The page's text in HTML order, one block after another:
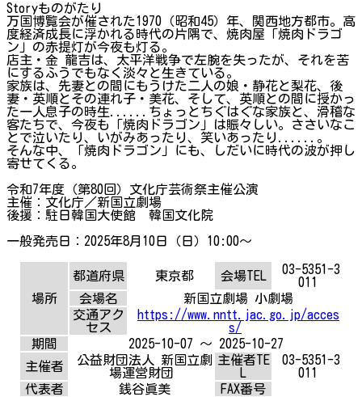
Storyものがたり
万国博覧会が催された1970（昭和45）年、関西地方都市。高
度経済成長に浮かれる時代の片隅で、焼肉屋「焼肉ドラゴ
ン」の赤提灯が今夜も灯る。
店主・金 龍吉は、太平洋戦争で左腕を失ったが、それを苦
にするふうでもなく淡々と生きている。
家族は、先妻との間にもうけた二人の娘・静花と梨花、後
妻・英順とその連れ子・美花、そして、英順との間に授かっ
た一人息子の時生......ちょっとちぐはぐな家族と、滑稽な
客たちで、今夜も「焼肉ドラゴン」は賑々しい。ささいなこ
とで泣いたり、いがみあったり、笑いあったり......。
そんな中、「焼肉ドラゴン」にも、しだいに時代の波が押し
寄せてくる。
令和7年度（第80回）文化庁芸術祭主催公演
主催：文化庁／新国立劇場
後援：駐日韓国大使館 韓国文化院
一般発売日：2025年8月10日（日）10:00～
場所
都道府県 東京都 会場TEL
03-5351-3
011
会場名
新国立劇場 小劇場
交通アク
セス
https://www.nntt.jac.go.jp/acces
s/
期間
2025-10-07 ～ 2025-10-27
主催者
公益財団法人 新国立劇
場運営財団
主催者TE
03-5351-3
011
代表者
銭谷眞美
FAX番号